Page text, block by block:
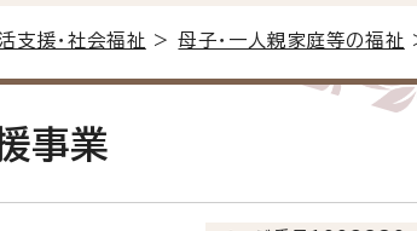
支援・社会福祉 >母子・一人親家庭等の福祉
事業